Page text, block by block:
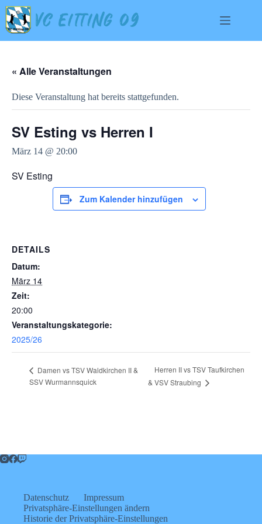
« Alle Veranstaltungen
Diese Veranstaltung hat bereits stattgefunden.
SV Esting vs Herren I
März 14 @ 20:00
SV Esting
Zum Kalender hinzufügen
DETAILS
Datum:
März 14
Zeit:
20:00
Veranstaltungskategorie:
2025/26
Damen vs TSV Waldkirchen II &
SSV Wurmannsquick
Herren II vs TSV Taufkirchen
& VSV Straubing
Datenschutz
Impressum
Privatsphäre-Einstellungen ändern
Historie der Privatsphäre-Einstellungen